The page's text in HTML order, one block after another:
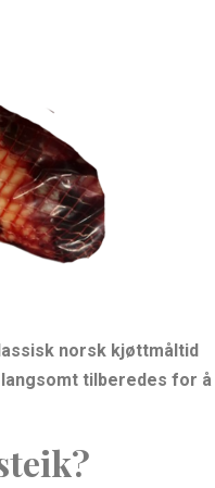
norsk kjøttmåltid
tilberedes for å